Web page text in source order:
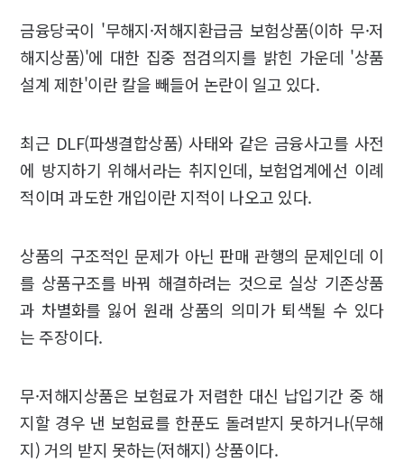
금융당국이 '무해지·저해지환급금 보험상품(이하 무·저
해지상품)'에 대한 집중 점검의지를 밝힌 가운데 '상품
설계 제한'이란 칼을 빼들어 논란이 일고 있다.
최근 DLF(파생결합상품) 사태와 같은 금융사고를 사전
에 방지하기 위해서라는 취지인데, 보험업계에선 이례
적이며 과도한 개입이란 지적이 나오고 있다.
상품의 구조적인 문제가 아닌 판매 관행의 문제인데 이
를 상품구조를 바꿔 해결하려는 것으로 실상 기존상품
과 차별화를 잃어 원래 상품의 의미가 퇴색될 수 있다
는 주장이다.
무·저해지상품은 보험료가 저렴한 대신 납입기간 중 해
지할 경우 낸 보험료를 한푼도 돌려받지 못하거나(무해
지) 거의 받지 못하는(저해지) 상품이다.